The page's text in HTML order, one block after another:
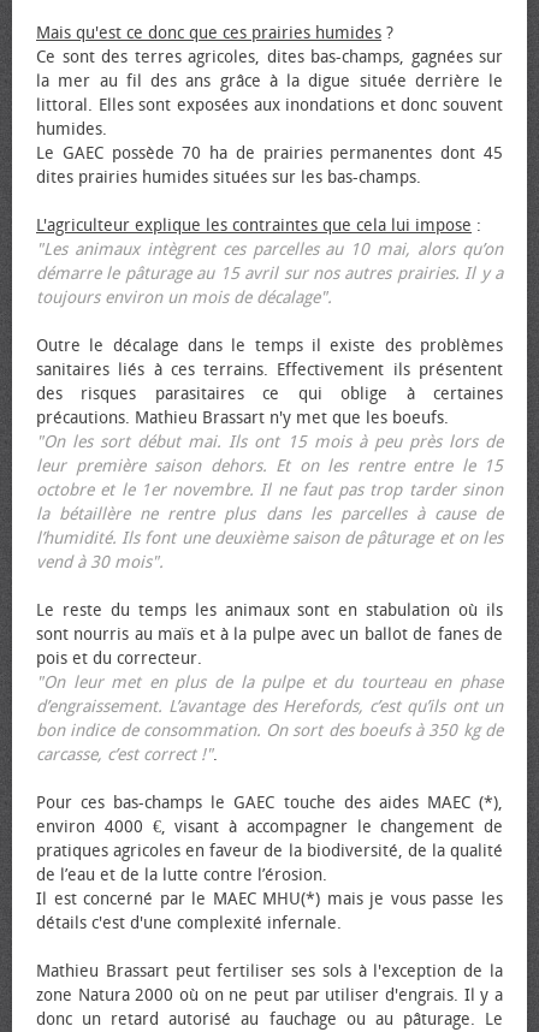
Mais qu'est ce donc que ces prairies humides ?
Ce sont des terres agricoles, dites bas-champs, gagnées sur
la mer au fil des ans grâce à la digue située derrière le
littoral. Elles sont exposées aux inondations et donc souvent
humides.
Le GAEC possède 70 ha de prairies permanentes dont 45
dites prairies humides situées sur les bas-champs.
L'agriculteur explique les contraintes que cela lui impose :
"Les animaux intègrent ces parcelles au 10 mai, alors qu’on
démarre le pâturage au 15 avril sur nos autres prairies. Il y a
toujours environ un mois de décalage".
Outre le décalage dans le temps il existe des problèmes
sanitaires liés à ces terrains. Effectivement ils présentent
des risques parasitaires ce qui oblige à certaines
précautions. Mathieu Brassart n'y met que les bœufs.
"On les sort début mai. Ils ont 15 mois à peu près lors de
leur première saison dehors. Et on les rentre entre le 15
octobre et le 1er novembre. Il ne faut pas trop tarder sinon
la bétaillère ne rentre plus dans les parcelles à cause de
l’humidité. Ils font une deuxième saison de pâturage et on les
vend à 30 mois".
Le reste du temps les animaux sont en stabulation où ils
sont nourris au maïs et à la pulpe avec un ballot de fanes de
pois et du correcteur.
"On leur met en plus de la pulpe et du tourteau en phase
d’engraissement. L’avantage des Herefords, c’est qu’ils ont un
bon indice de consommation. On sort des bœufs à 350 kg de
carcasse, c’est correct !".
Pour ces bas-champs le GAEC touche des aides MAEC (*),
environ 4000 €, visant à accompagner le changement de
pratiques agricoles en faveur de la biodiversité, de la qualité
de l’eau et de la lutte contre l’érosion.
Il est concerné par le MAEC MHU(*) mais je vous passe les
détails c'est d'une complexité infernale.
Mathieu Brassart peut fertiliser ses sols à l'exception de la
zone Natura 2000 où on ne peut par utiliser d'engrais. Il y a
donc un retard autorisé au fauchage ou au pâturage. Le